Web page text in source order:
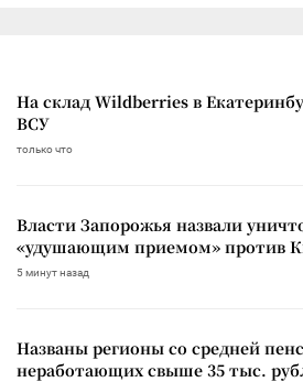
На склад Wildberries в
ВСУ
только что
Власти Запорожья назвали
«удушающим приемом» против
5 минут назад
Названы регионы со средней
неработающих свыше 35 тыс.